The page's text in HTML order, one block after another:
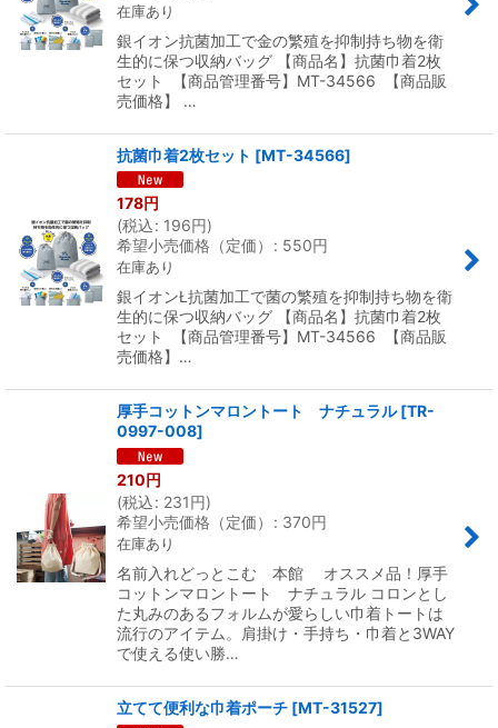
在庫あり
銀イオン抗菌加工で金の繁殖を抑制持ち物を衛
生的に保つ収納バッグ 【商品名】抗菌巾着2枚
セット 【商品管理番号】MT-34566 【商品販
売価格】 …
抗菌巾着2枚セット [MT-34566]
178円
(税込: 196円)
希望小売価格（定価）
: 550円
在庫あり
銀イオンŁ抗菌加工で菌の繁殖を抑制持ち物を衛
生的に保つ収納バッグ 【商品名】抗菌巾着2枚
セット 【商品管理番号】MT-34566 【商品販
売価格】…
厚手コットンマロントート ナチュラル [TR-
0997-008]
210円
(税込: 231円)
希望小売価格（定価）
: 370円
在庫あり
名前入れどっとこむ 本館 オススメ品！厚手
コットンマロントート ナチュラル コロンとし
た丸みのあるフォルムが愛らしい巾着トートは
流行のアイテム。肩掛け・手持ち・巾着と3WAY
で使える使い勝…
立てて便利な巾着ポーチ [MT-31527]